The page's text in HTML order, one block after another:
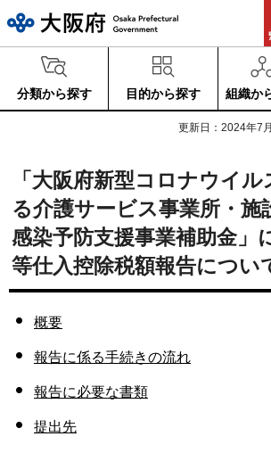
分類から探す 目的から探す 組織か
更新日：2024年7
「大阪府新型コロナウイ
る介護サービス事業所・施
感染予防支援事業補助金」
等仕入控除税額報告につい
概要
報告に係る手続きの流れ
報告に必要な書類
提出先